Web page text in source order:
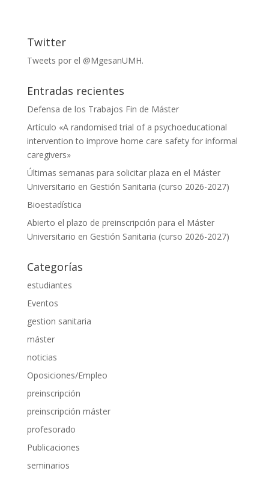
Twitter
Tweets por el @MgesanUMH.
Entradas recientes
Defensa de los Trabajos Fin de Máster
Artículo «A randomised trial of a psychoeducational
intervention to improve home care safety for informal
caregivers»
Últimas semanas para solicitar plaza en el Máster
Universitario en Gestión Sanitaria (curso 2026-2027)
Bioestadística
Abierto el plazo de preinscripción para el Máster
Universitario en Gestión Sanitaria (curso 2026-2027)
Categorías
estudiantes
Eventos
gestion sanitaria
máster
noticias
Oposiciones/Empleo
preinscripción
preinscripción máster
profesorado
Publicaciones
seminarios